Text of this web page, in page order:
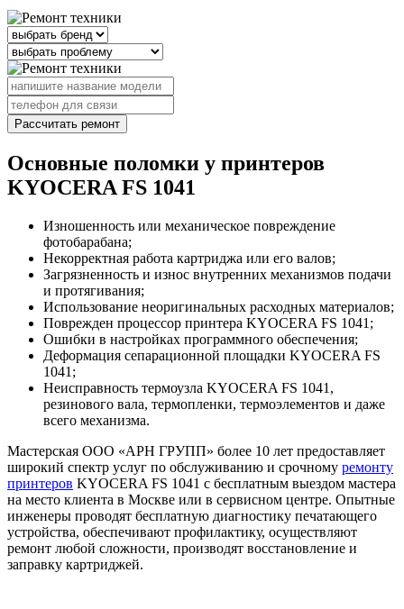
Рассчитать ремонт
Основные поломки у принтеров
KYOCERA FS 1041
Изношенность или механическое повреждение
фотобарабана;
Некорректная работа картриджа или его валов;
Загрязненность и износ внутренних механизмов подачи
и протягивания;
Использование неоригинальных расходных материалов;
Поврежден процессор принтера KYOCERA FS 1041;
Ошибки в настройках программного обеспечения;
Деформация сепарационной площадки KYOCERA FS
1041;
Неисправность термоузла KYOCERA FS 1041,
резинового вала, термопленки, термоэлементов и даже
всего механизма.
Мастерская ООО «АРН ГРУПП» более 10 лет предоставляет
широкий спектр услуг по обслуживанию и срочному ремонту
принтеров KYOCERA FS 1041 с бесплатным выездом мастера
на место клиента в Москве или в сервисном центре. Опытные
инженеры проводят бесплатную диагностику печатающего
устройства, обеспечивают профилактику, осуществляют
ремонт любой сложности, производят восстановление и
заправку картриджей.